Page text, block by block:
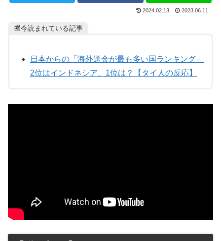
2024.02.13 2023.06.11
📰今読まれている記事
日本からの「海外送金が最も多い国ランキング」
2位はインドネシア、1位は？【タイ人の反応】